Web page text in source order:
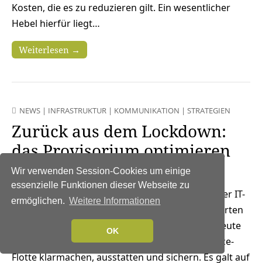
Wir verwenden Session-Cookies um einige
essenzielle Funktionen dieser Webseite zu
ermöglichen. Weitere Informationen
OK
Kosten, die es zu reduzieren gilt. Ein wesentlicher
Hebel hierfür liegt…
Weiterlesen →
NEWS | INFRASTRUKTUR | KOMMUNIKATION | STRATEGIEN
Zurück aus dem Lockdown:
das Provisorium optimieren
31. Mai 2020
Jetzt schlägt die Stunde der IT-
Optimierer. Der Lockdown hat viele Technikexperten
vor enorme Herausforderungen gestellt: Von heute
auf morgen mussten sie eine riesige Home Office-
Flotte klarmachen, ausstatten und sichern. Es galt auf